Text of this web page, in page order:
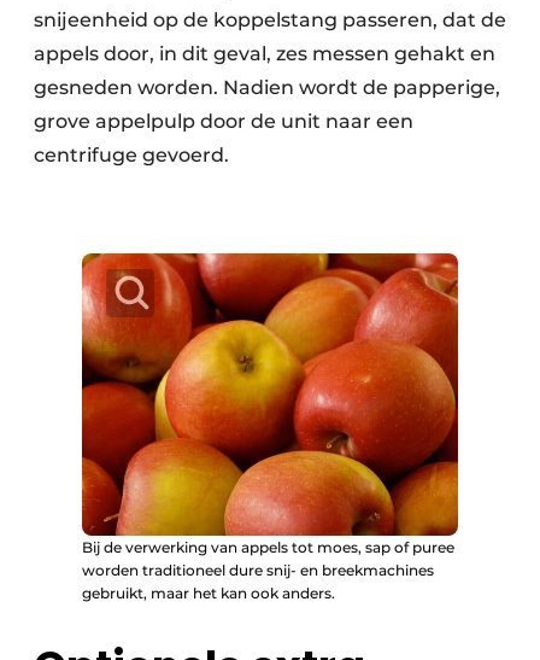
snijeenheid op de koppelstang passeren, dat de
appels door, in dit geval, zes messen gehakt en
gesneden worden. Nadien wordt de papperige,
grove appelpulp door de unit naar een
centrifuge gevoerd.
Bij de verwerking van appels tot moes, sap of puree
worden traditioneel dure snij- en breekmachines
gebruikt, maar het kan ook anders.